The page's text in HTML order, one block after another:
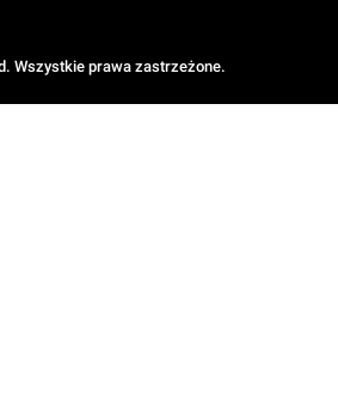
Wszystkie prawa zastrzeżone.